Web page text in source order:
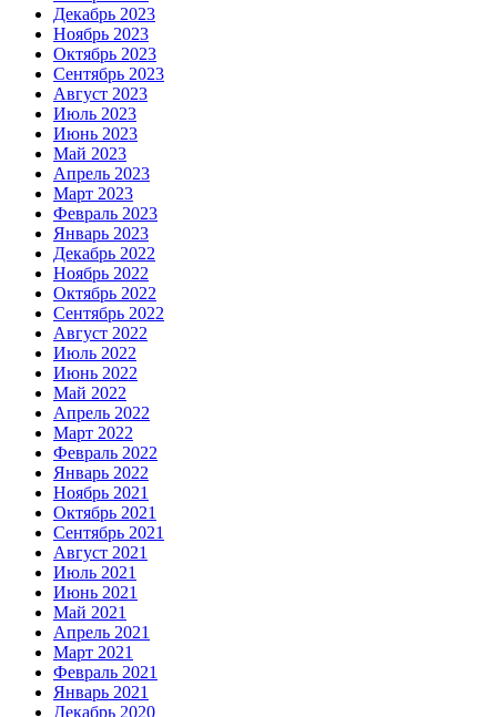
Декабрь 2023
Ноябрь 2023
Октябрь 2023
Сентябрь 2023
Август 2023
Июль 2023
Июнь 2023
Май 2023
Апрель 2023
Март 2023
Февраль 2023
Январь 2023
Декабрь 2022
Ноябрь 2022
Октябрь 2022
Сентябрь 2022
Август 2022
Июль 2022
Июнь 2022
Май 2022
Апрель 2022
Март 2022
Февраль 2022
Январь 2022
Ноябрь 2021
Октябрь 2021
Сентябрь 2021
Август 2021
Июль 2021
Июнь 2021
Май 2021
Апрель 2021
Март 2021
Февраль 2021
Январь 2021
Декабрь 2020